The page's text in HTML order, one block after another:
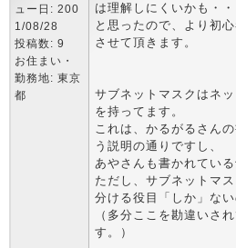
ュー日: 200
1/08/28
投稿数: 9
お住まい・
勤務地: 東京
都
は理解しにくいかも・・
と思ったので、より初
させて頂きます。
サブネットマスクはネ
を持ってます。
これは、かるがるさん
う説明の通りですし、
あやさんも書かれてい
ただし、サブネットマ
分ける役目「しか」ない
（多分ここを勘違いさ
す。）